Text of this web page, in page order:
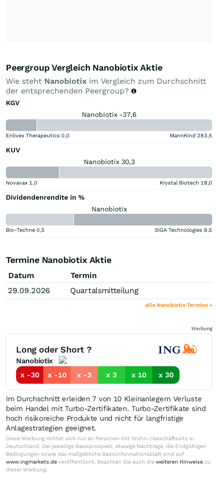
Peergroup Vergleich Nanobiotix Aktie
Wie steht Nanobiotix im Vergleich zum Durchschnitt
der entsprechenden Peergroup?
KGV
Nanobiotix -37,6
Enlivex Therapeutics 0,0 MannKind 283,5
KUV
Nanobiotix 30,3
Novavax 1,0 Krystal Biotech 19,0
Dividendenrendite in %
Nanobiotix
Bio-Techne 0,5 SIGA Technologies 9,5
Termine Nanobiotix Aktie
Datum
Termin
29.09.2026
Quartalsmitteilung
alle Nanobiotix Termine »
Werbung
Long oder Short ?
Nanobiotix
x -30
x -10 x -3 x 3 x 10 x 30
Im Durchschnitt erleiden 7 von 10 Kleinanlegern Verluste
beim Handel mit Turbo-Zertifikaten. Turbo-Zertifikate sind
hoch risikoreiche Produkte und nicht für langfristige
Anlagestrategien geeignet.
Diese Werbung richtet sich nur an Personen mit Wohn-/Geschäftssitz in
Deutschland. Der jeweilige Basisprospekt, etwaige Nachträge, die Endgültigen
Bedingungen sowie das maßgebliche Basisinformationsblatt sind auf
www.ingmarkets.de veröffentlicht. Beachten Sie auch die weiteren Hinweise zu
dieser Werbung.